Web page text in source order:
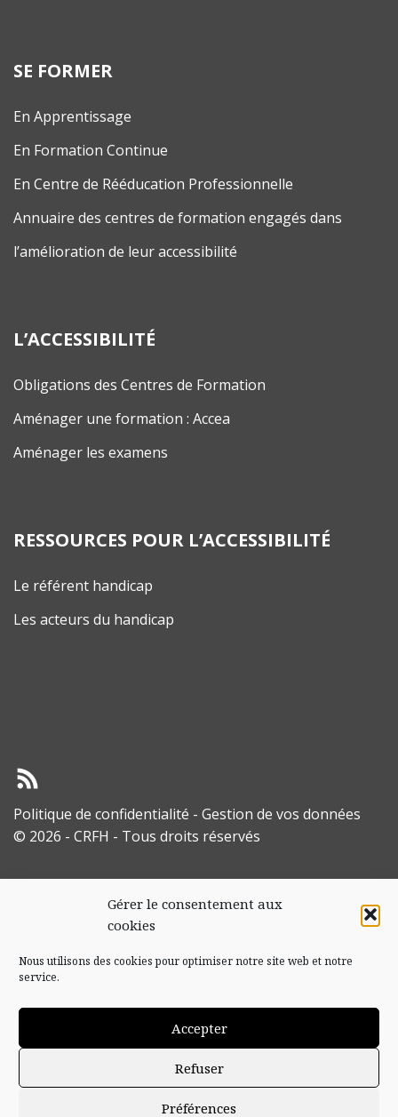
Gérer le consentement aux
cookies
Nous utilisons des cookies pour optimiser notre site web et notre
service.
Accepter
Refuser
Préférences
SE FORMER
En Apprentissage
En Formation Continue
En Centre de Rééducation Professionnelle
Annuaire des centres de formation engagés dans
l’amélioration de leur accessibilité
L’ACCESSIBILITÉ
Obligations des Centres de Formation
Aménager une formation : Accea
Aménager les examens
RESSOURCES POUR L’ACCESSIBILITÉ
Le référent handicap
Les acteurs du handicap
Politique de confidentialité - Gestion de vos données
© 2026 - CRFH - Tous droits réservés